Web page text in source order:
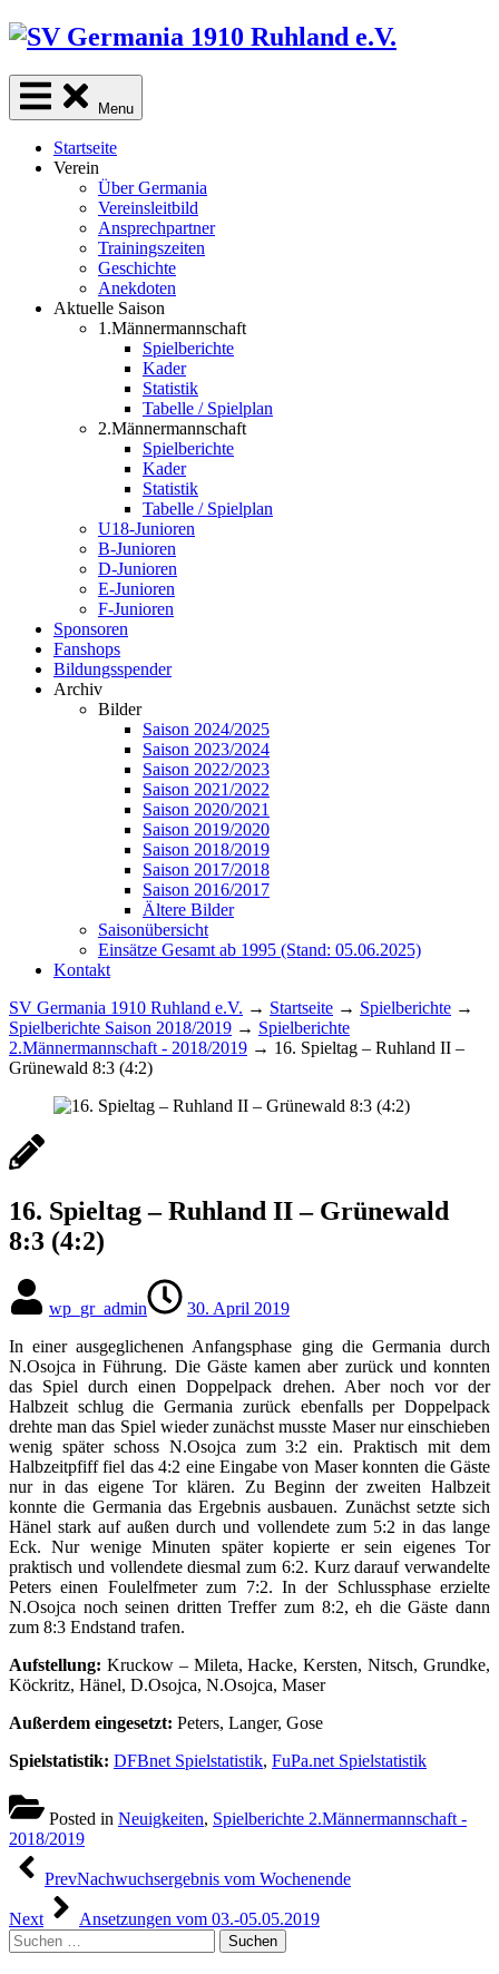
Skip
content
Menu
Startseite
Verein
Über Germania
Vereinsleitbild
Ansprechpartner
Trainingszeiten
Geschichte
Anekdoten
Aktuelle Saison
1.Männermannschaft
Spielberichte
Kader
Statistik
Tabelle / Spielplan
2.Männermannschaft
Spielberichte
Kader
Statistik
Tabelle / Spielplan
U18-Junioren
B-Junioren
D-Junioren
E-Junioren
F-Junioren
Sponsoren
Fanshops
Bildungsspender
Archiv
Bilder
Saison 2024/2025
Saison 2023/2024
Saison 2022/2023
Saison 2021/2022
Saison 2020/2021
Saison 2019/2020
Saison 2018/2019
Saison 2017/2018
Saison 2016/2017
Ältere Bilder
Saisonübersicht
Einsätze Gesamt ab 1995 (Stand: 05.06.2025)
Kontakt
SV Germania 1910 Ruhland e.V. → Startseite → Spielberichte →
Spielberichte Saison 2018/2019 → Spielberichte
2.Männermannschaft - 2018/2019 → 16. Spieltag – Ruhland II –
Grünewald 8:3 (4:2)
16. Spieltag – Ruhland II – Grünewald
8:3 (4:2)
wp_gr_admin
30. April 2019
In einer ausgeglichenen Anfangsphase ging die Germania durch
N.Osojca in Führung. Die Gäste kamen aber zurück und konnten
das Spiel durch einen Doppelpack drehen. Aber noch vor der
Halbzeit schlug die Germania zurück ebenfalls per Doppelpack
drehte man das Spiel wieder zunächst musste Maser nur einschieben
wenig später schoss N.Osojca zum 3:2 ein. Praktisch mit dem
Halbzeitpfiff fiel das 4:2 eine Eingabe von Maser konnten die Gäste
nur in das eigene Tor klären. Zu Beginn der zweiten Halbzeit
konnte die Germania das Ergebnis ausbauen. Zunächst setzte sich
Hänel stark auf außen durch und vollendete zum 5:2 in das lange
Eck. Nur wenige Minuten später kopierte er sein eigenes Tor
praktisch und vollendete diesmal zum 6:2. Kurz darauf verwandelte
Peters einen Foulelfmeter zum 7:2. In der Schlussphase erzielte
N.Osojca noch seinen dritten Treffer zum 8:2, eh die Gäste dann
zum 8:3 Endstand trafen.
Aufstellung: Kruckow – Mileta, Hacke, Kersten, Nitsch, Grundke,
Köckritz, Hänel, D.Osojca, N.Osojca, Maser
Außerdem eingesetzt: Peters, Langer, Gose
Spielstatistik: DFBnet Spielstatistik, FuPa.net Spielstatistik
Posted in Neuigkeiten, Spielberichte 2.Männermannschaft -
2018/2019
Beitragsnavigation
PrevNachwuchsergebnis vom Wochenende
Next
Ansetzungen vom 03.-05.05.2019
Suchen
nach: